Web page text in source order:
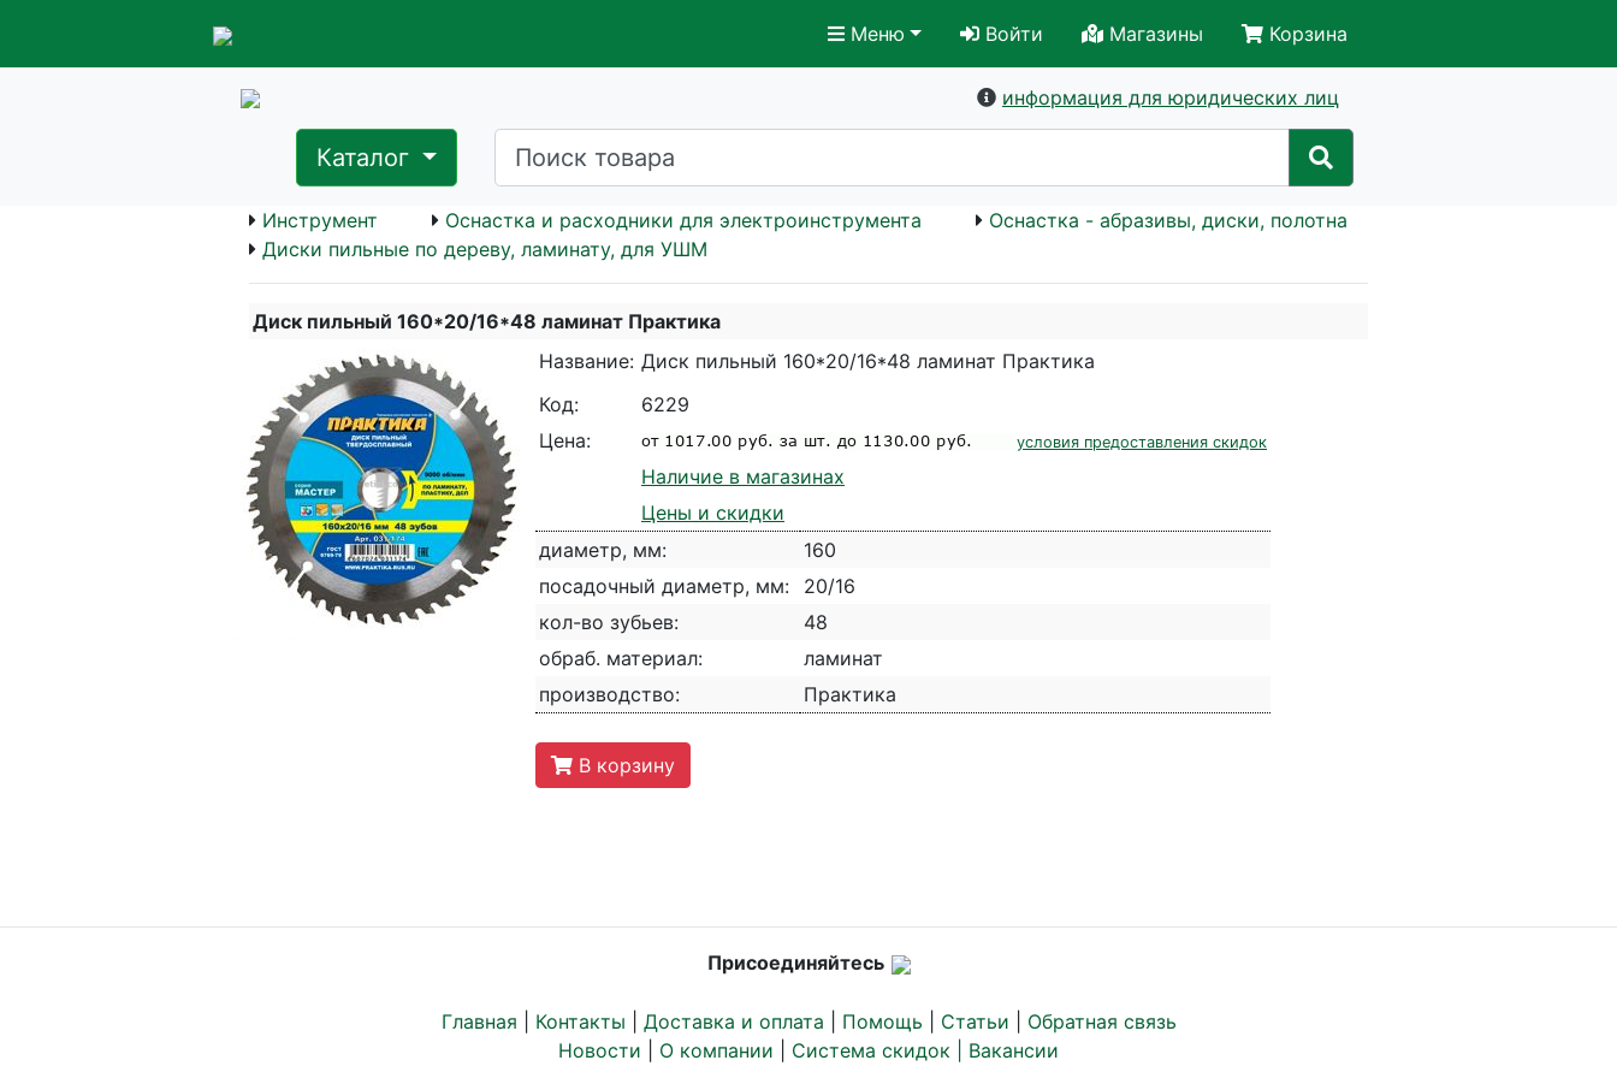
Меню Войти Магазины Корзина
информация для юридических лиц
Каталог
Инструмент Оснастка и расходники для электроинструмента
Оснастка - абразивы, диски, полотна
Диски пильные по дереву, ламинату, для УШМ
Диск пильный 160*20/16*48 ламинат Практика
Название: Диск пильный 160*20/16*48 ламинат Практика
Код:
6229
Цена:
условия предоставления скидок
Наличие в магазинах
Цены и скидки
диаметр, мм:
160
посадочный диаметр, мм:
20/16
кол-во зубьев:
48
обраб. материал:
ламинат
производство:
Практика
В корзину
Присоединяйтесь
Главная Контакты Доставка и оплата Помощь Статьи
Обратная связь
Новости
О компании Система скидок | Вакансии